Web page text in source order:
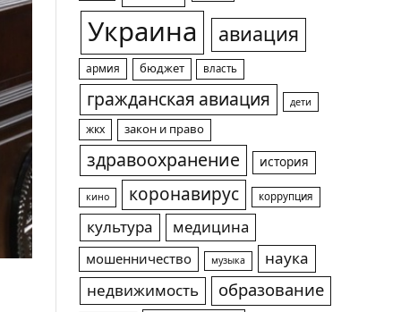
Украина авиация
армия бюджет власть
гражданская авиация дети
жкх закон и право
здравоохранение история
кино коронавирус коррупция
культура медицина
мошенничество музыка
наука
недвижимость
образование